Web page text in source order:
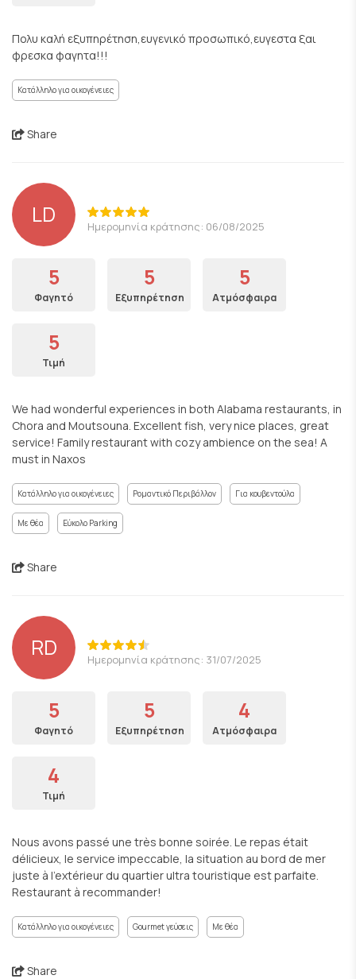
Πολυ καλή εξυπηρέτηση,ευγενικό προσωπικό,ευγεστα ξαι
φρεσκα φαγητα!!!
Κατάλληλο για οικογένειες
Share
LD Ημερομηνία κράτησης: 06/08/2025
5
Φαγητό
5
Εξυπηρέτηση
5
Ατμόσφαιρα
5
Τιμή
We had wonderful experiences in both Alabama restaurants, in
Chora and Moutsouna. Excellent fish, very nice places, great
service! Family restaurant with cozy ambience on the sea! A
must in Naxos
Κατάλληλο για οικογένειες Ρομαντικό Περιβάλλον Για κουβεντούλα
Με θέα Εύκολο Parking
Share
RD Ημερομηνία κράτησης: 31/07/2025
5
Φαγητό
5
Εξυπηρέτηση
4
Ατμόσφαιρα
4
Τιμή
Nous avons passé une très bonne soirée. Le repas était
délicieux, le service impeccable, la situation au bord de mer
juste à l’extérieur du quartier ultra touristique est parfaite.
Restaurant à recommander!
Κατάλληλο για οικογένειες Gourmet γεύσεις Με θέα
Share